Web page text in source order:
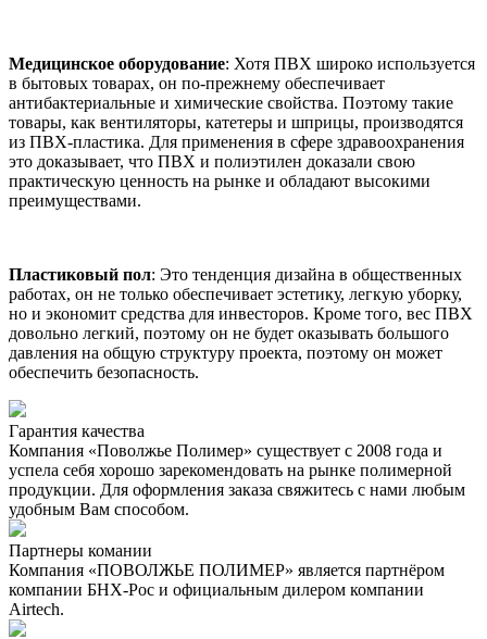
Медицинское оборудование: Хотя ПВХ широко используется
в бытовых товарах, он по-прежнему обеспечивает
антибактериальные и химические свойства. Поэтому такие
товары, как вентиляторы, катетеры и шприцы, производятся
из ПВХ-пластика. Для применения в сфере здравоохранения
это доказывает, что ПВХ и полиэтилен доказали свою
практическую ценность на рынке и обладают высокими
преимуществами.
Пластиковый пол: Это тенденция дизайна в общественных
работах, он не только обеспечивает эстетику, легкую уборку,
но и экономит средства для инвесторов. Кроме того, вес ПВХ
довольно легкий, поэтому он не будет оказывать большого
давления на общую структуру проекта, поэтому он может
обеспечить безопасность.
Гарантия качества
Компания «Поволжье Полимер» существует с 2008 года и
успела себя хорошо зарекомендовать на рынке полимерной
продукции. Для оформления заказа свяжитесь с нами любым
удобным Вам способом.
Партнеры комании
Компания «ПОВОЛЖЬЕ ПОЛИМЕР» является партнёром
компании БНХ-Рос и официальным дилером компании
Airtech.